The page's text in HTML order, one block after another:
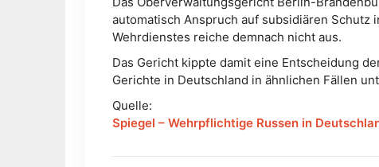
automatisch Anspruch auf subsidiären Schutz
Wehrdienstes reiche demnach nicht aus.
Das Gericht kippte damit eine Entscheidung
Gerichte in Deutschland in ähnlichen Fällen
Quelle:
Spiegel – Wehrpflichtige Russen in